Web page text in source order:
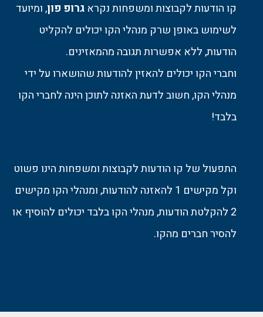
קו הודעות לקבוצות ומשפחות נקרא גרופ פון, ומיועד
לשימוש באופן שרק מנהלי הקו יכולים להקליט
הודעות, ללא אפשרות תגובה מהמאזינים.
וחברי הקו יכולים להאזין להודעות שהושארו על ידי
מנהלי הקו, חשוב לדעת האזנה לתוכן הינה לחברי הקו
בלבד!
התפעול של קו הודעות לקבוצות ומשפחות הינו פשוט
וקל מקישים 1 להאזנה להודעות, ומנהלי הקו מקישים
2 להקלטת הודעות, מנהלי הקו בלבד יכולים להוסיף או
להסיר חברים מהקו.